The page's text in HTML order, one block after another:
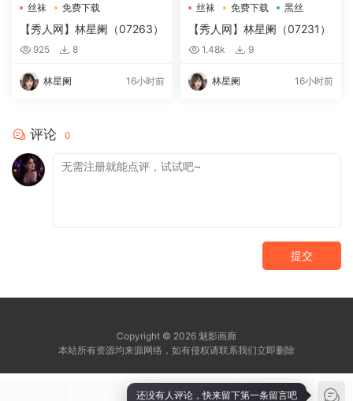
丝袜 免费下载
【秀人网】林星阑（07263）
925 8
林星阑 16小时前
丝袜 免费下载 黑丝
【秀人网】林星阑（07231）
1.48k 9
林星阑 16小时前
评论 0
提交
Copyright © 2026 魅影画廊
本站所有资源均来源网络，如有侵权请联系我们立即删除
还没有人评论，快来留下第一条留言吧